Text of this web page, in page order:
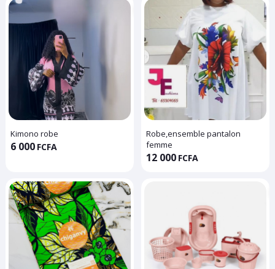
Kimono robe
6 000 FCFA
Robe,ensemble pantalon
femme
12 000 FCFA